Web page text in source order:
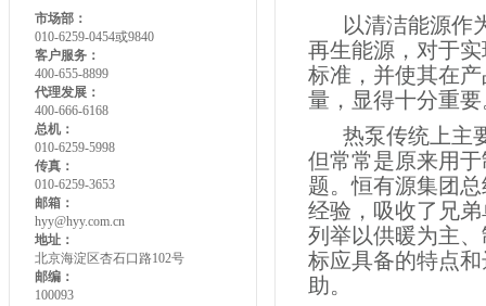
市场部：
010-6259-0454或9840
客户服务：
400-655-8899
代理发展：
400-666-6168
总机：
010-6259-5998
传真：
010-6259-3653
邮箱：
hyy@hyy.com.cn
地址：
北京海淀区杏石口路102号
邮编：
100093
以清洁能源作
再生能源，对于实
标准，并使其在
量，显得十分重要
热泵传统上主
但常常是原来用
题。恒有源集团
经验， 吸收了兄
列举以供暖为主
标应具备的特点
助。